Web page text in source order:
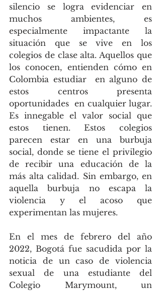
silencio se logra evidenciar en
muchos ambientes, es
especialmente impactante la
situación que se vive en los
colegios de clase alta. Aquellos que
los conocen, entienden cómo en
Colombia estudiar  en alguno de
estos centros presenta
oportunidades  en cualquier lugar.
Es innegable el valor social que
estos tienen. Estos colegios
parecen estar en una burbuja
social, donde se tiene el privilegio
de recibir una educación de la
más alta calidad. Sin embargo, en
aquella burbuja no escapa la
violencia y el acoso que
experimentan las mujeres.
En el mes de febrero del año
2022, Bogotá fue sacudida por la
noticia de un caso de violencia
sexual de una estudiante del
Colegio Marymount, un